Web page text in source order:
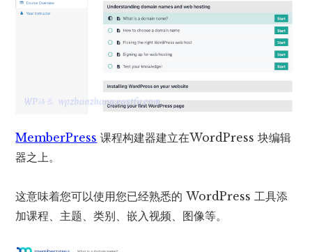
MemberPress 课程构建器建立在WordPress 块编辑
器之上。
这意味着您可以使用您已经熟悉的 WordPress 工具添
加课程、主题、类别、嵌入视频、图像等。